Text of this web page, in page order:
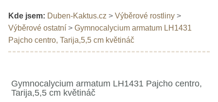
Kde jsem: Duben-Kaktus.cz > Výběrové rostliny >
Výběrové ostatní > Gymnocalycium armatum LH1431
Pajcho centro, Tarija,5,5 cm květináč
Gymnocalycium armatum LH1431 Pajcho centro,
Tarija,5,5 cm květináč